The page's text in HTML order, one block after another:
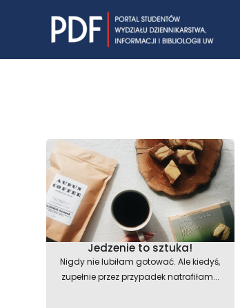
Jedzenie to sztuka!
Nigdy nie lubiłam gotować. Ale kiedyś,
zupełnie przez przypadek natrafiłam...